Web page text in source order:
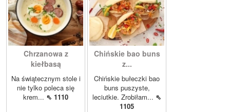
Chrzanowa z
kiełbasą
Na świątecznym stole i
nie tylko poleca się
krem... ⇖ 1110
Chińskie bao buns
z...
Chińskie bułeczki bao
buns puszyste,
leciutkie. Zrobiłam... ⇖
1105